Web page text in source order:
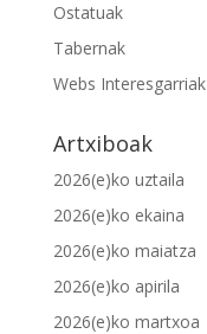
Ostatuak
Tabernak
Webs Interesgarriak
Artxiboak
2026(e)ko uztaila
2026(e)ko ekaina
2026(e)ko maiatza
2026(e)ko apirila
2026(e)ko martxoa